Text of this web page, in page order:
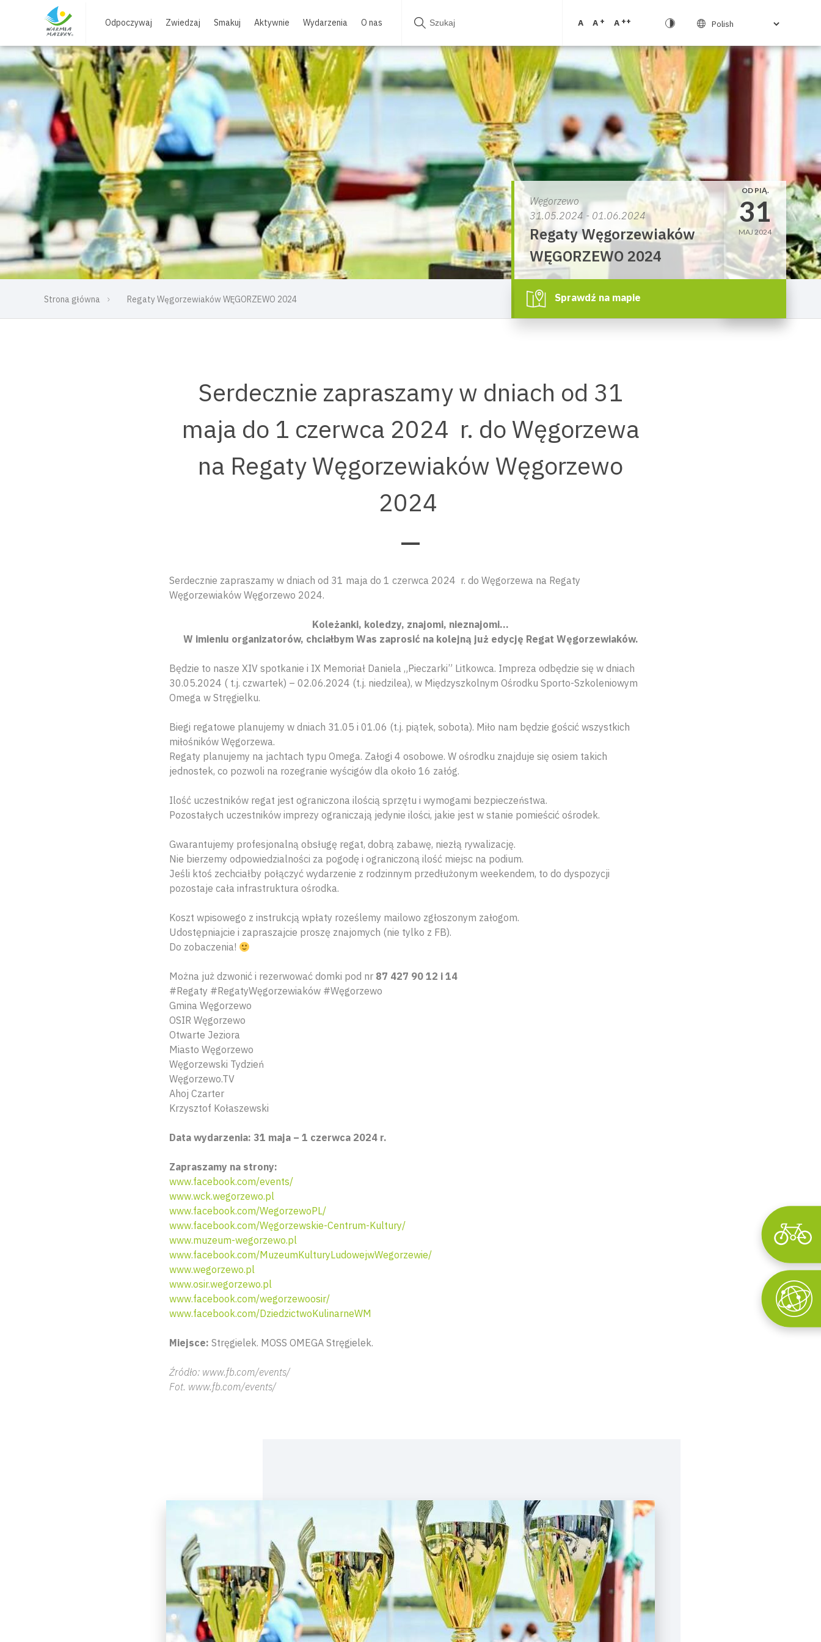
Odpoczywaj Zwiedzaj Smakuj Aktywnie Wydarzenia O nas A A + A ++
Strona główna Regaty Węgorzewiaków WĘGORZEWO 2024
Węgorzewo
31.05.2024 - 01.06.2024
Regaty Węgorzewiaków
WĘGORZEWO 2024
OD PIĄ.
31
MAJ 2024
Sprawdź na mapie
Serdecznie zapraszamy w dniach od 31
maja do 1 czerwca 2024 r. do Węgorzewa
na Regaty Węgorzewiaków Węgorzewo
2024
Serdecznie zapraszamy w dniach od 31 maja do 1 czerwca 2024 r. do Węgorzewa na Regaty
Węgorzewiaków Węgorzewo 2024.
Koleżanki, koledzy, znajomi, nieznajomi…
W imieniu organizatorów, chciałbym Was zaprosić na kolejną już edycję Regat Węgorzewiaków.
Będzie to nasze XIV spotkanie i IX Memoriał Daniela „Pieczarki” Litkowca. Impreza odbędzie się w dniach
30.05.2024 ( t.j. czwartek) – 02.06.2024 (t.j. niedzilea), w Międzyszkolnym Ośrodku Sporto-Szkoleniowym
Omega w Stręgielku.
Biegi regatowe planujemy w dniach 31.05 i 01.06 (t.j. piątek, sobota). Miło nam będzie gościć wszystkich
miłośników Węgorzewa.
Regaty planujemy na jachtach typu Omega. Załogi 4 osobowe. W ośrodku znajduje się osiem takich
jednostek, co pozwoli na rozegranie wyścigów dla około 16 załóg.
Ilość uczestników regat jest ograniczona ilością sprzętu i wymogami bezpieczeństwa.
Pozostałych uczestników imprezy ograniczają jedynie ilości, jakie jest w stanie pomieścić ośrodek.
Gwarantujemy profesjonalną obsługę regat, dobrą zabawę, niezłą rywalizację.
Nie bierzemy odpowiedzialności za pogodę i ograniczoną ilość miejsc na podium.
Jeśli ktoś zechciałby połączyć wydarzenie z rodzinnym przedłużonym weekendem, to do dyspozycji
pozostaje cała infrastruktura ośrodka.
Koszt wpisowego z instrukcją wpłaty roześlemy mailowo zgłoszonym załogom.
Udostępniajcie i zapraszajcie proszę znajomych (nie tylko z FB).
Do zobaczenia!
Można już dzwonić i rezerwować domki pod nr 87 427 90 12 i 14
#Regaty #RegatyWęgorzewiaków #Węgorzewo
Gmina Węgorzewo
OSIR Węgorzewo
Otwarte Jeziora
Miasto Węgorzewo
Węgorzewski Tydzień
Węgorzewo.TV
Ahoj Czarter
Krzysztof Kołaszewski
Data wydarzenia: 31 maja – 1 czerwca 2024 r.
Zapraszamy na strony:
www.facebook.com/events/
www.wck.wegorzewo.pl
www.facebook.com/WegorzewoPL/
www.facebook.com/Węgorzewskie-Centrum-Kultury/
www.muzeum-wegorzewo.pl
www.facebook.com/MuzeumKulturyLudowejwWegorzewie/
www.wegorzewo.pl
www.osir.wegorzewo.pl
www.facebook.com/wegorzewoosir/
www.facebook.com/DziedzictwoKulinarneWM
Miejsce: Stręgielek. MOSS OMEGA Stręgielek.
Źródło: www.fb.com/events/
Fot. www.fb.com/events/
Wyszukaj